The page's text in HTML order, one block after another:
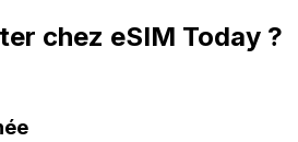
chez eSIM Today ?